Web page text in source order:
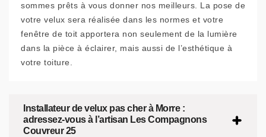
sommes prêts à vous donner nos meilleurs. La pose de
votre velux sera réalisée dans les normes et votre
fenêtre de toit apportera non seulement de la lumière
dans la pièce à éclairer, mais aussi de l’esthétique à
votre toiture.
Installateur de velux pas cher à Morre :
adressez-vous à l’artisan Les Compagnons
Couvreur 25